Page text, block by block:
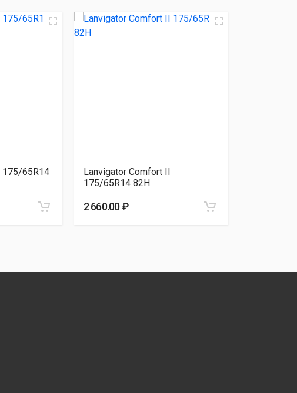
175/65R14
Lanvigator Comfort II
175/65R14 82H
2 660.00 ₽